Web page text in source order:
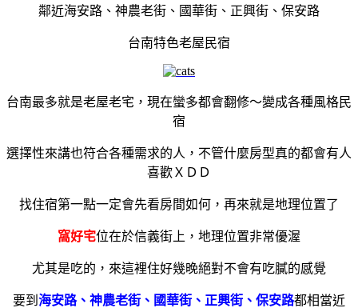
鄰近海安路、神農老街、國華街、正興街、保安路
台南特色老屋民宿
台南最多就是老屋老宅，現在蠻多都會翻修～變成各種風格民
宿
選擇性來講也符合各種需求的人，不管什麼房型真的都會有人
喜歡ＸＤＤ
找住宿第一點一定會先看房間如何，再來就是地理位置了
窩好宅位在於信義街上，地理位置非常優渥
尤其是吃的，來這裡住好幾晚絕對不會有吃膩的感覺
要到 海安路、神農老街、國華街、正興街、保安路都相當近